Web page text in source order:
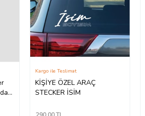
KİŞİYE ÖZEL ARAÇ
STECKER İSİM
Kargo ile Teslimat